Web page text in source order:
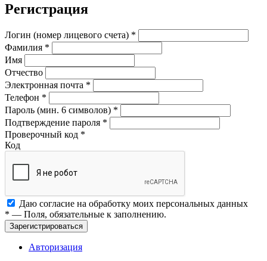
Регистрация
Логин (номер лицевого счета) *
Фамилия *
Имя
Отчество
Электронная почта *
Телефон *
Пароль (мин. 6 символов) *
Подтверждение пароля *
Проверочный код *
Код
Даю согласие на обработку моих персональных данных
* — Поля, обязательные к заполнению.
Зарегистрироваться
Авторизация